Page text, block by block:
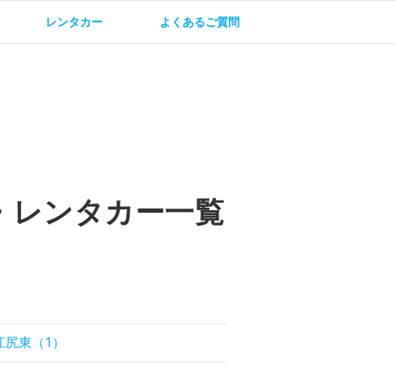
レンタカー よくあるご質問
レンタカー一覧
尻東（1）